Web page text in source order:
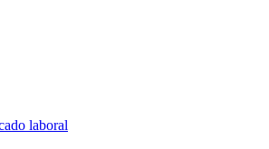
laboral